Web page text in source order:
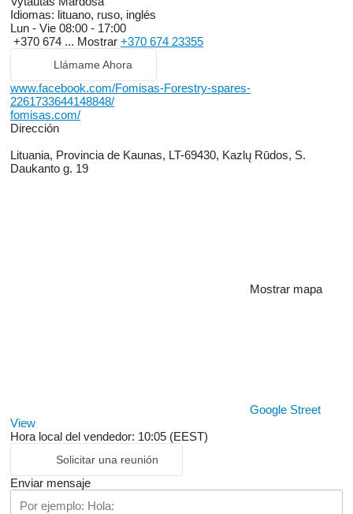
Idiomas: lituano, ruso, inglés
Lun - Vie 08:00 - 17:00
+370 674 ... Mostrar +370 674 23355
Llámame Ahora
www.facebook.com/Fomisas-Forestry-spares-
2261733644148848/
fomisas.com/
Dirección
Lituania, Provincia de Kaunas, LT-69430, Kazlų Rūdos, S.
Daukanto g. 19
Mostrar mapa
Google Street
View
Hora local del vendedor: 10:05 (EEST)
Solicitar una reunión
Enviar mensaje